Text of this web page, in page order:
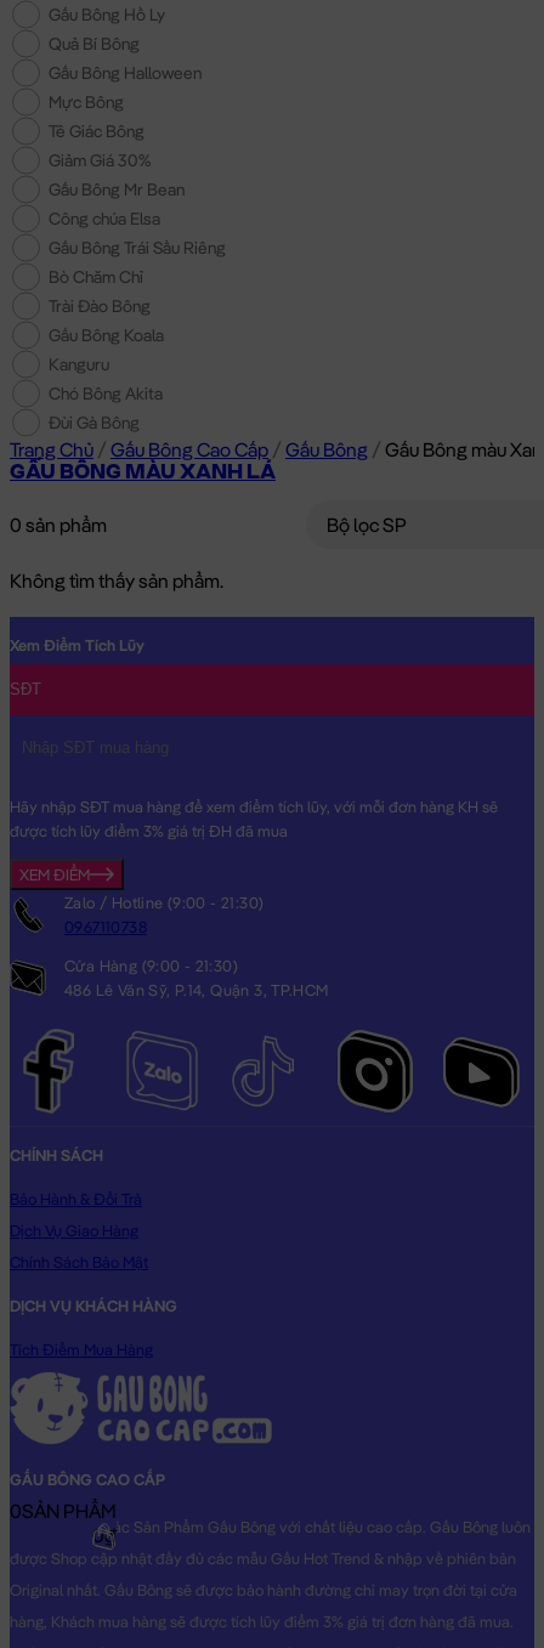
Gấu Bông Hồ Ly
Quả Bí Bông
Gấu Bông Halloween
Mực Bông
Tê Giác Bông
Giảm Giá 30%
Gấu Bông Mr Bean
Công chúa Elsa
Gấu Bông Trái Sầu Riêng
Bò Chăm Chỉ
Trài Đào Bông
Gấu Bông Koala
Kanguru
Chó Bông Akita
Đùi Gà Bông
Trang Chủ / Gấu Bông Cao Cấp / Gấu Bông / Gấu Bông màu
GẤU BÔNG MÀU XANH LÁ
0 sản phẩm Bộ lọc SP
Không tìm thấy sản phẩm.
Xem Điểm Tích Lũy
SĐT
Hãy nhập SĐT mua hàng để xem điểm tích lũy, với mỗi đơn hàng KH sẽ
được tích lũy điểm 3% giá trị ĐH đã mua
XEM ĐIỂM
Zalo / Hotline (9:00 - 21:30)
0967110738
Cửa Hàng (9:00 - 21:30)
486 Lê Văn Sỹ, P.14, Quận 3, TP.HCM
CHÍNH SÁCH
Bảo Hành & Đổi Trả
Dịch Vụ Giao Hàng
Chính Sách Bảo Mật
DỊCH VỤ KHÁCH HÀNG
Tích Điểm Mua Hàng
GẤU BÔNG CAO CẤP
Shop chuyên các Sản Phẩm Gấu Bông với chất liệu cao cấp. Gấu Bông luôn
được Shop cập nhật đầy đủ các mẫu Gấu Hot Trend & nhập về phiên bản
Original nhất. Gấu Bông sẽ được bảo hành đường chỉ may trọn đời tại cửa
hàng, Khách mua hàng sẽ được tích lũy điểm 3% giá trị đơn hàng đã mua.
0SẢN PHẨM
0₫